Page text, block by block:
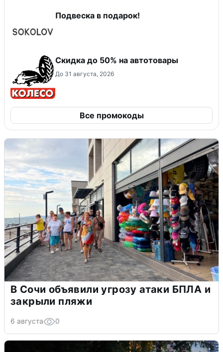
Подвеска в подарок!
Скидка до 50% на автотовары
До 31 августа, 2026
Все промокоды
В Сочи объявили угрозу атаки БПЛА и
закрыли пляжи
6 августа 0